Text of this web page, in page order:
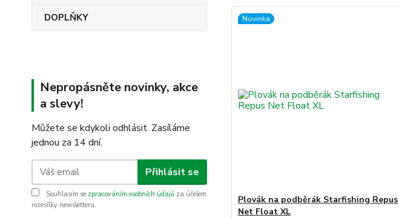
DOPLŇKY
Nepropásněte novinky, akce
a slevy!
Můžete se kdykoli odhlásit. Zasíláme
jednou za 14 dní.
Přihlásit se
Souhlasím se zpracováním osobních údajů za účelem
rozesílky newsletteru.
Novinka
Plovák na podběrák Starfishing Repus
Net Float XL